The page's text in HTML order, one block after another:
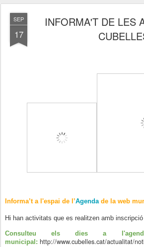
SEP
17
INFORMA'T DE LES
Informa’t a l'espai de l’Agendade la web
Hi han activitats que es realitzen amb
Consulteu els dies a
municipal: http://www.cubelles.cat/actualitat/